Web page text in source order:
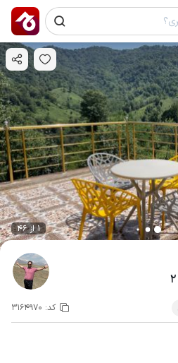
1 از 46
کد: 3164970